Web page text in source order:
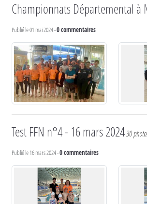
Championnats Départemental à
Publié le01 mai 2024-0commentaires
Test FFN n°4 - 16 mars 202430
Publié le16 mars 2024-0commentaires